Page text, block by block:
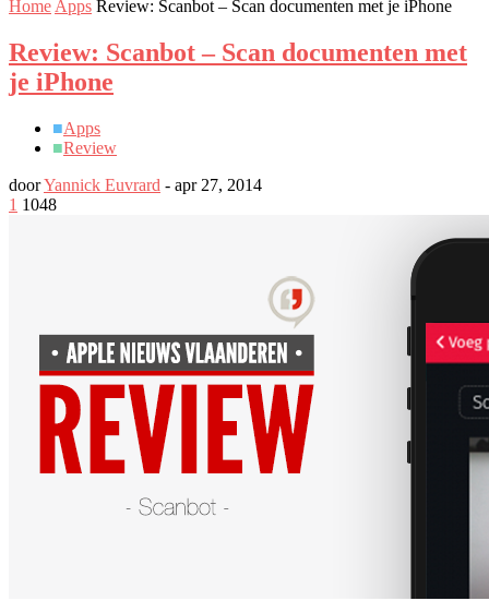
Home Apps Review: Scanbot – Scan documenten met je iPhone
Review: Scanbot – Scan documenten met
je iPhone
■Apps
■Review
doorYannick Euvrard - apr 27, 2014
1 1048